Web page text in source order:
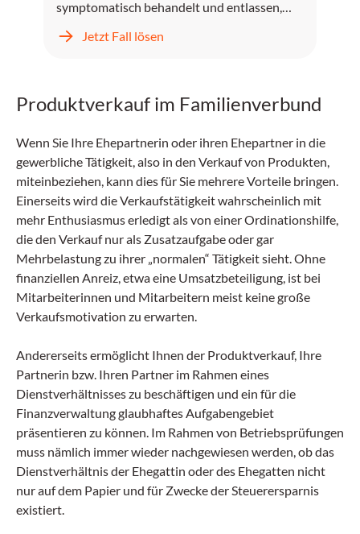
symptomatisch behandelt und entlassen,
kehrt jedoch zwei Tage später mit
unstillbarem Erbrechen, Kopfschmerzen und
Jetzt Fall lösen
Produktverkauf im Familienverbund
Wenn Sie Ihre Ehepartnerin oder ihren Ehepartner in die
gewerbliche Tätigkeit, also in den Verkauf von Produkten,
miteinbeziehen, kann dies für Sie mehrere Vorteile bringen.
Einerseits wird die Verkaufstätigkeit wahrscheinlich mit
mehr Enthusiasmus erledigt als von einer Ordinationshilfe,
die den Verkauf nur als Zusatzaufgabe oder gar
Mehrbelastung zu ihrer „normalen“ Tätigkeit sieht. Ohne
finanziellen Anreiz, etwa eine Umsatzbeteiligung, ist bei
Mitarbeiterinnen und Mitarbeitern meist keine große
Verkaufsmotivation zu erwarten.
Andererseits ermöglicht Ihnen der Produktverkauf, Ihre
Partnerin bzw. Ihren Partner im Rahmen eines
Dienstverhältnisses zu beschäftigen und ein für die
Finanzverwaltung glaubhaftes Aufgabengebiet
präsentieren zu können. Im Rahmen von Betriebsprüfungen
muss nämlich immer wieder nachgewiesen werden, ob das
Dienstverhältnis der Ehegattin oder des Ehegatten nicht
nur auf dem Papier und für Zwecke der Steuerersparnis
existiert.